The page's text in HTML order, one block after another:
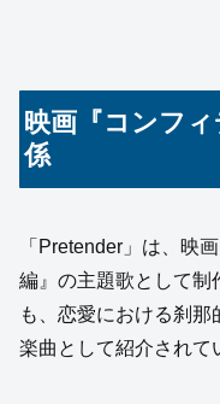
映画『コンフ
係
「Pretender」は、映
編』の主題歌として制
も、恋愛における刹
楽曲として紹介されて